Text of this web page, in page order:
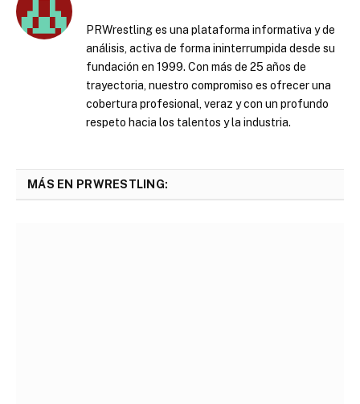
PRWrestling es una plataforma informativa y de
análisis, activa de forma ininterrumpida desde su
fundación en 1999. Con más de 25 años de
trayectoria, nuestro compromiso es ofrecer una
cobertura profesional, veraz y con un profundo
respeto hacia los talentos y la industria.
MÁS EN PRWRESTLING: